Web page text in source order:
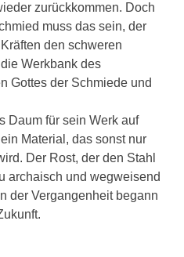
zurückkommen. Doch
muss das sein, der
den schweren
Werkbank des
Gottes der Schmiede und
Daum für sein Werk auf
Material, das sonst nur
Der Rost, der den Stahl
archaisch und wegweisend
der Vergangenheit begann